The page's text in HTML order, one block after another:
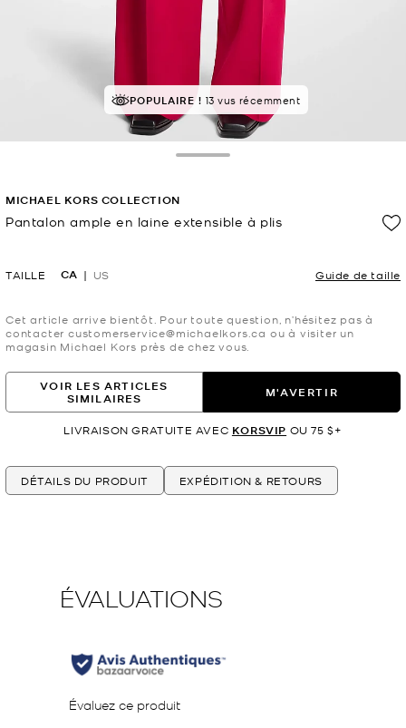
POPULAIRE ! 13 vus récemment
MICHAEL KORS COLLECTION
Pantalon ample en laine extensible à plis
TAILLE CA US Guide de taille
Cet article arrive bientôt. Pour toute question, n’hésitez pas à
contacter customerservice@michaelkors.ca ou à visiter un
magasin Michael Kors près de chez vous.
VOIR LES ARTICLES
SIMILAIRES
M'AVERTIR
LIVRAISON GRATUITE AVEC KORSVIP OU 75 $+
DÉTAILS DU PRODUIT EXPÉDITION & RETOURS